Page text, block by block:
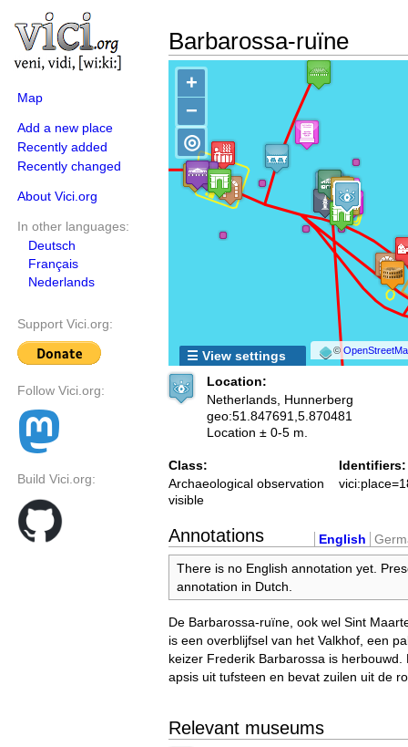
Map
Add a new place
Recently added
Recently changed
About Vici.org
In other languages:
Deutsch
Français
Nederlands
Support Vici.org:
Follow Vici.org:
Build Vici.org:
Barbarossa-ruïne
+
−
©
◎
☰ View settings
Location:
Netherlands, Hunnerberg
geo:51.847691,5.870481
Location ± 0-5 m.
Class:
Archaeological observation
visible
Identifiers:
Annotations English
There is no English annotation yet.
annotation in Dutch.
De Barbarossa-ruïne, ook wel Sint
is een overblijfsel van het Valkhof, een
keizer Frederik Barbarossa is herbouwd.
apsis uit tufsteen en bevat zuilen uit de
Relevant museums